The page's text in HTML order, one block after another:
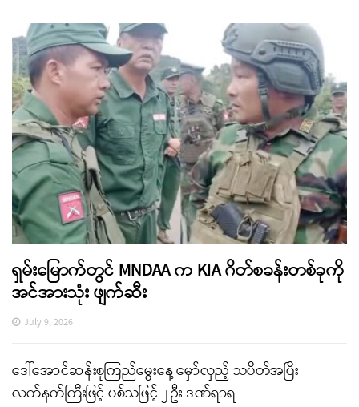
ရှမ်းမြောက်တွင် MNDAA က KIA ဂိတ်စခန်းတစ်ခုကို
အင်အားသုံး ဖျက်ဆီး
July 9, 2026
ဒေါ်အောင်ဆန်းစုကြည်မွေးနေ့ မှော်လှည့် သပိတ်အပြီး
လက်နက်ကြီးဖြင့် ပစ်သဖြင့် ၂ ဦး ဒဏ်ရာရ